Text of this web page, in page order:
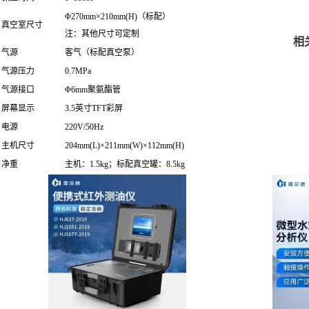
真空室尺寸
Φ270mm×210mm(H)（标配）
注：其他尺寸可定制
气源
客气（标配真空泵）
气源压力
0.7MPa
气源接口
Φ6mm聚氨酯管
屏幕显示
3.5英寸TFT彩屏
电源
220V/50Hz
主机尺寸
204mm(L)×211mm(W)×112mm(H)
净重
主机：1.5kg；标配真空罐：8.5kg
相